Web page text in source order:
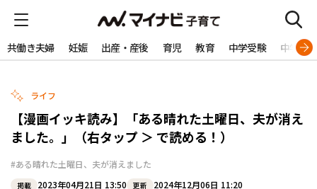
共働き夫婦 妊娠 出産・産後 育児 教育 中学受験 中学生
ライフ
【漫画イッキ読み】「ある晴れた土曜日、夫が消え
ました。」（右タップ ＞ で読める！）
#ある晴れた土曜日、夫が消えました
掲載 2023年04月21日 13:50 更新 2024年12月06日 11:20